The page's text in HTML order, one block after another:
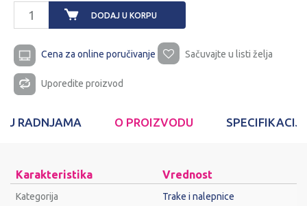
DODAJ U KORPU
Cena za online poručivanje Sačuvajte u listi želja
Uporedite proizvod
U RADNJAMA O PROIZVODU
Karakteristika Vrednost
Kategorija Trake i nalepnice